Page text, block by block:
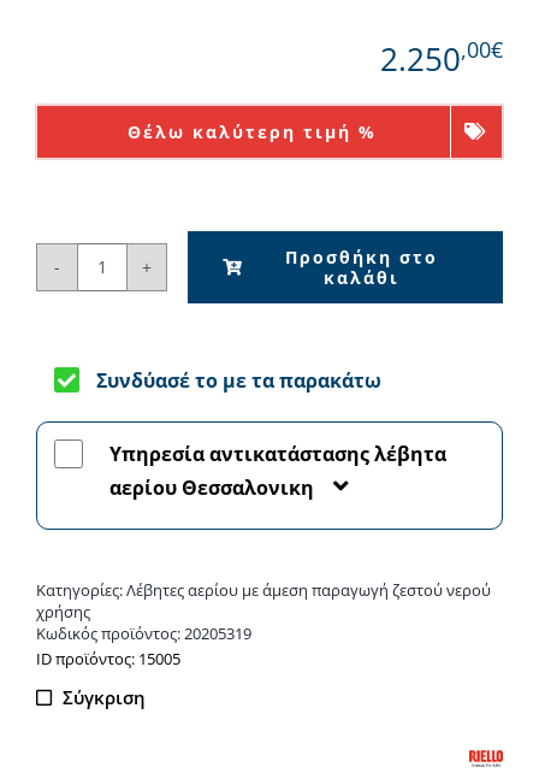
2.250,00€
Θέλω καλύτερη τιμή %
Riello
35
Λέβητας
αερίου
Προσθήκη στο
καλάθι
Συνδύασέ το με τα παρακάτω
Υπηρεσία αντικατάστασης λέβητα
αερίου Θεσσαλονικη
Κατηγορίες:Λέβητες αερίου με άμεση παραγωγή ζεστού νερού
χρήσης
Κωδικός προϊόντος:20205319
ΙD προϊόντος: 15005
Σύγκριση